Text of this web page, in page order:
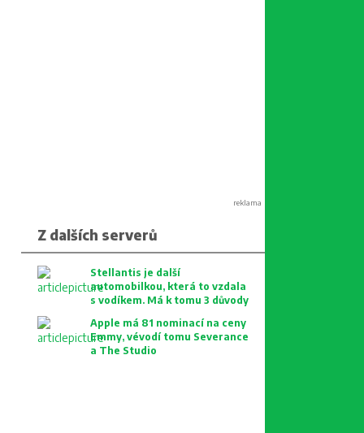
reklama
Z dalších serverů
Stellantis je další
automobilkou, která to vzdala
s vodíkem. Má k tomu 3 důvody
Apple má 81 nominací na ceny
Emmy, vévodí tomu Severance
a The Studio